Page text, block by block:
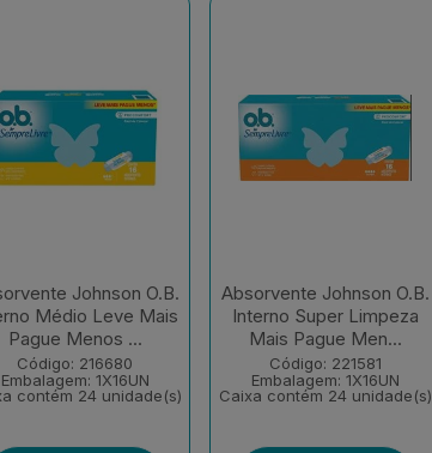
Johnson O.B.
Médio Leve Mais
Pague Menos ...
Código: 216680
Embalagem: 1X16UN
contém 24 unidade(s)
Absorvente Johnson O.B.
Interno Super Limpeza
Mais Pague Men...
Código: 221581
Embalagem: 1X16UN
Caixa contém 24 unidade(s)